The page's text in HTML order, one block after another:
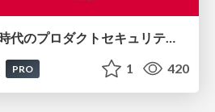
PRO 1 420